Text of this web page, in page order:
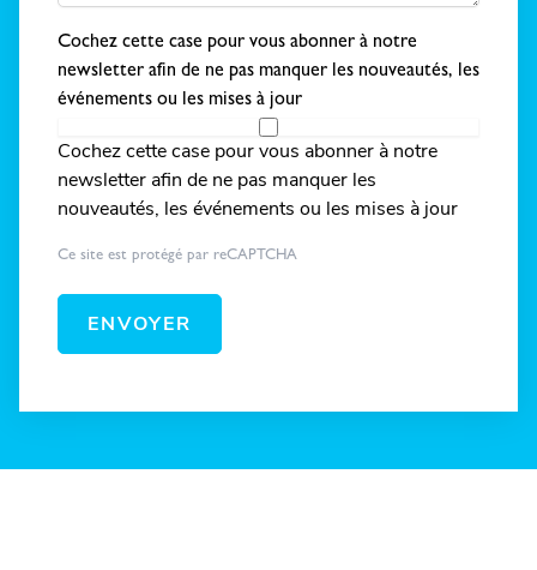
Cochez cette case pour vous abonner à notre
newsletter afin de ne pas manquer les nouveautés, les
événements ou les mises à jour
Cochez cette case pour vous abonner à notre
newsletter afin de ne pas manquer les
nouveautés, les événements ou les mises à jour
Ce site est protégé par reCAPTCHA
ENVOYER